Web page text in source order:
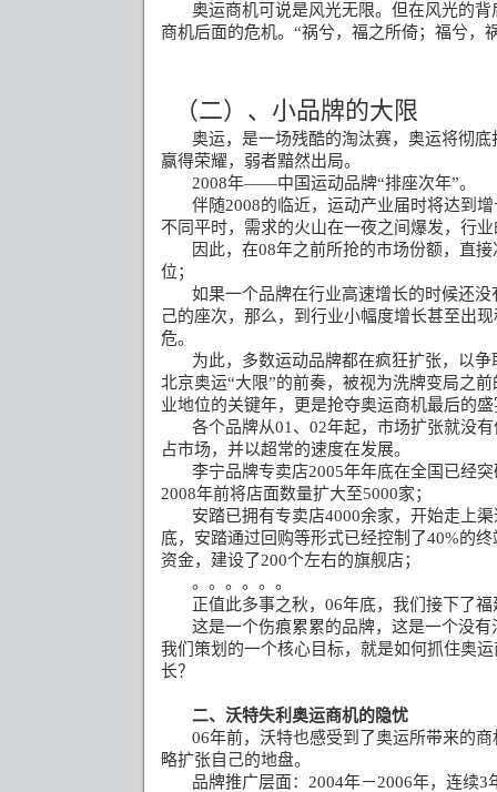
奥运商机可说是风光无限。但在风光的
商机后面的危机。“祸兮，福之所倚；福兮，
（二）、小品牌的大限
奥运，是一场残酷的淘汰赛，奥运将彻
赢得荣耀，弱者黯然出局。
2008年——中国运动品牌“排座次年”。
伴随2008的临近，运动产业届时将达到
不同平时，需求的火山在一夜之间爆发，行
因此，在08年之前所抢的市场份额，直接
位；
如果一个品牌在行业高速增长的时候还
己的座次，那么，到行业小幅度增长甚至出
危。
为此，多数运动品牌都在疯狂扩张，以
北京奥运“大限”的前奏，被视为洗牌变局之
业地位的关键年，更是抢夺奥运商机最后的
各个品牌从01 、 02年起，市场扩张就没
占市场，并以超常的速度在发展。
李宁品牌专卖店2005年年底在全国已经突
2008年前将店面数量扩大至5000家；
安踏已拥有专卖店4000余家，开始走上
底，安踏通过回购等形式已经控制了40%的终
资金，建设了200个左右的旗舰店；
。。。。。。
正值此多事之秋， 06年底，我们接下了
这是一个伤痕累累的品牌，这是一个没
我们策划的一个核心目标，就是如何抓住奥
长？
二、沃特失利奥运商机的隐忧
06年前，沃特也感受到了奥运所带来的
略扩张自己的地盘。
品牌推广层面： 2004年－2006年，连续3